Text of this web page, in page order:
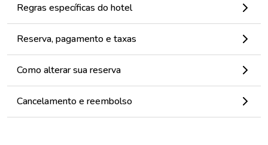
Regras específicas do hotel
Reserva, pagamento e taxas
Como alterar sua reserva
Cancelamento e reembolso